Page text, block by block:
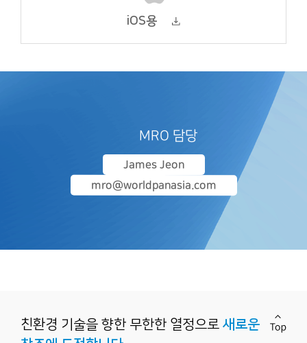
iOS용
MRO 담당
James Jeon
mro@worldpanasia.com
친환경 기술을 향한 무한한 열정으로 새로운